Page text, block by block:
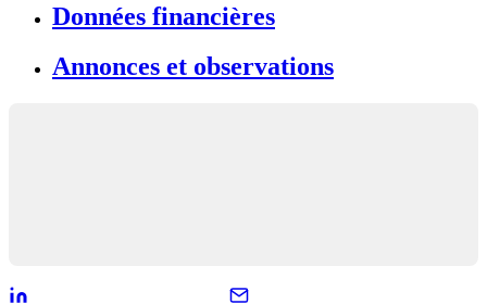
Données financières
Annonces et observations